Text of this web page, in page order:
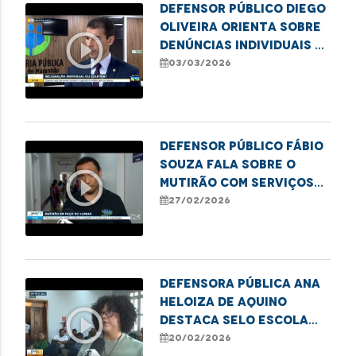
play_circle_outline
Defensor público Diego
Oliveira orienta sobre
denúncias individuais e
coletivas
03/03/2026
play_circle_outline
Defensor Público Fábio
Souza fala sobre o
mutirão com serviços
para moradores em
Paço do Lumiar
27/02/2026
play_circle_outline
Defensora Pública Ana
Heloiza de Aquino
destaca Selo Escola
Antirracista em
20/02/2026